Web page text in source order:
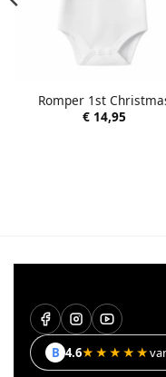
Romper 1st
€14,95
B 4.6★★★★★